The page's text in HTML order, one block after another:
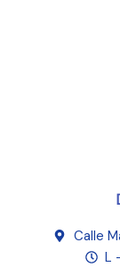
Calle
L